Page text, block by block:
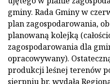
gminy. Rada Gminy w
plan zagospodarowania,
planowaną kolejką
zagospodarowania dla
opracowywany).
produkcji leśnej terenów
sierpniu br. wydała